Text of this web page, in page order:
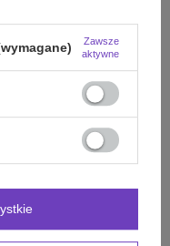
Zadaj pytanie
Zawsze
aktywne